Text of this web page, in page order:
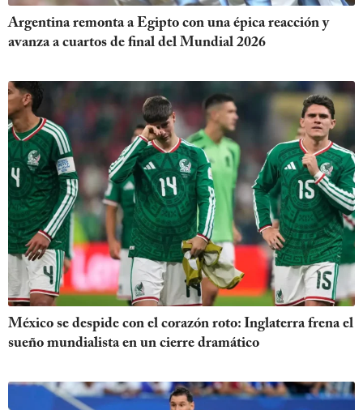
Argentina remonta a Egipto con una épica reacción y
avanza a cuartos de final del Mundial 2026
México se despide con el corazón roto: Inglaterra frena el
sueño mundialista en un cierre dramático